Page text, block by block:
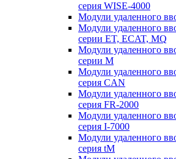
серия WISE-4000
Модули удаленного
Модули удаленного
серии ET, ECAT, MQ
Модули удаленного
серии M
Модули удаленного
серия CAN
Модули удаленного
серия FR-2000
Модули удаленного
серия I-7000
Модули удаленного
серия tM